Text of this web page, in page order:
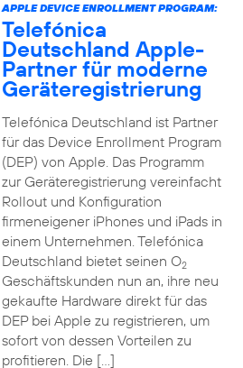
APPLE DEVICE ENROLLMENT PROGRAM:
Telefónica
Deutschland Apple-
Partner für moderne
Geräteregistrierung
Telefónica Deutschland ist Partner
für das Device Enrollment Program
(DEP) von Apple. Das Programm
zur Geräteregistrierung vereinfacht
Rollout und Konfiguration
firmeneigener iPhones und iPads in
einem Unternehmen. Telefónica
Deutschland bietet seinen O2
Geschäftskunden nun an, ihre neu
gekaufte Hardware direkt für das
DEP bei Apple zu registrieren, um
sofort von dessen Vorteilen zu
profitieren. Die […]